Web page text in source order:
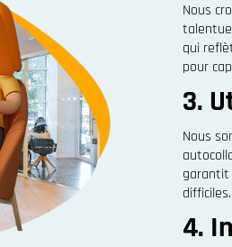
Nous
qui
pour
3.
Nous
garantit
difficiles.
4.